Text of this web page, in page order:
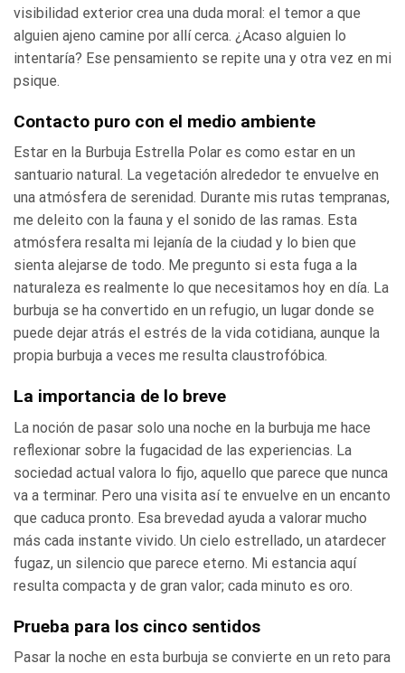
visibilidad exterior crea una duda moral: el temor a que
alguien ajeno camine por allí cerca. ¿Acaso alguien lo
intentaría? Ese pensamiento se repite una y otra vez en mi
psique.
Contacto puro con el medio ambiente
Estar en la Burbuja Estrella Polar es como estar en un
santuario natural. La vegetación alrededor te envuelve en
una atmósfera de serenidad. Durante mis rutas tempranas,
me deleito con la fauna y el sonido de las ramas. Esta
atmósfera resalta mi lejanía de la ciudad y lo bien que
sienta alejarse de todo. Me pregunto si esta fuga a la
naturaleza es realmente lo que necesitamos hoy en día. La
burbuja se ha convertido en un refugio, un lugar donde se
puede dejar atrás el estrés de la vida cotidiana, aunque la
propia burbuja a veces me resulta claustrofóbica.
La importancia de lo breve
La noción de pasar solo una noche en la burbuja me hace
reflexionar sobre la fugacidad de las experiencias. La
sociedad actual valora lo fijo, aquello que parece que nunca
va a terminar. Pero una visita así te envuelve en un encanto
que caduca pronto. Esa brevedad ayuda a valorar mucho
más cada instante vivido. Un cielo estrellado, un atardecer
fugaz, un silencio que parece eterno. Mi estancia aquí
resulta compacta y de gran valor; cada minuto es oro.
Prueba para los cinco sentidos
Pasar la noche en esta burbuja se convierte en un reto para